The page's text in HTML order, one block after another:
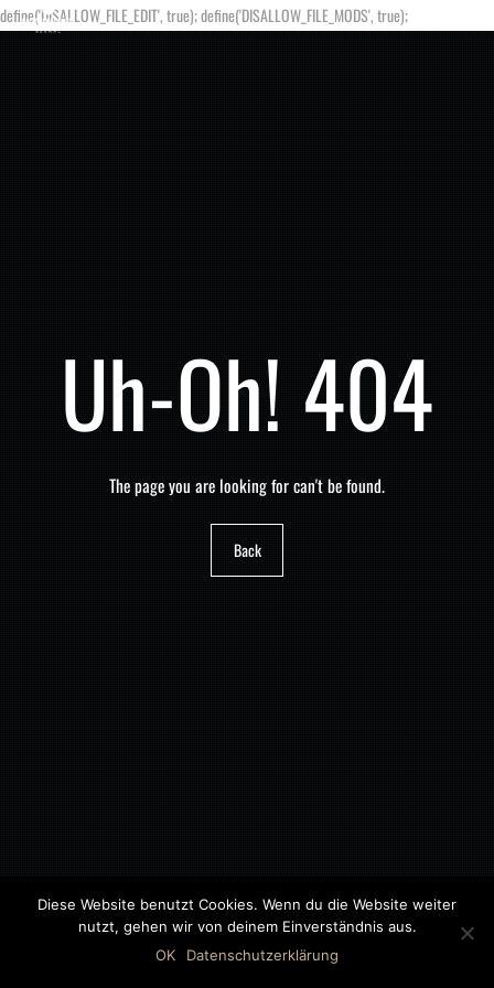
define('DISALLOW_FILE_EDIT', true); define('DISALLOW_FILE_MODS', true);
Uh-Oh! 404
The page you are looking for can't be found.
Back
©2018 MWB – MOTORWAGEN BERNAU GMBH
Diese Website benutzt Cookies. Wenn du die Website weiter
nutzt, gehen wir von deinem Einverständnis aus.
OK
Datenschutzerklärung